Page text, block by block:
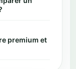
premium et